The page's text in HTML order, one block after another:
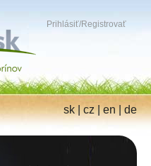
Prihlásiť/Registrovať
sk|cz|en|de